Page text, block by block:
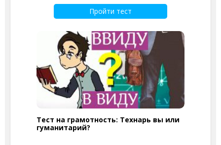
Пройти тест
Тест на грамотность: Технарь вы или
гуманитарий?